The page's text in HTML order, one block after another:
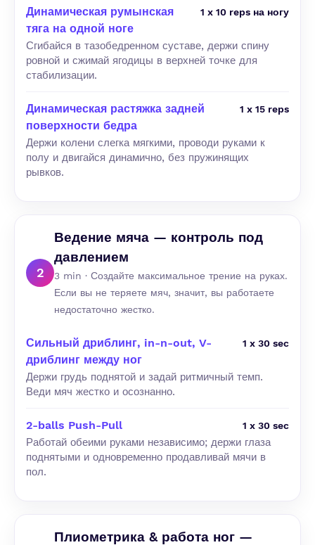
Динамическая румынская
тяга на одной ноге
1 x 10 reps на ногу
Сгибайся в тазобедренном суставе, держи спину
ровной и сжимай ягодицы в верхней точке для
стабилизации.
Динамическая растяжка задней
поверхности бедра
1 x 15 reps
Держи колени слегка мягкими, проводи руками к
полу и двигайся динамично, без пружинящих
рывков.
2
Ведение мяча — контроль под
давлением
3 min · Создайте максимальное трение на руках.
Если вы не теряете мяч, значит, вы работаете
недостаточно жестко.
Сильный дриблинг, in-n-out, V-
дриблинг между ног
1 x 30 sec
Держи грудь поднятой и задай ритмичный темп.
Веди мяч жестко и осознанно.
2-balls Push-Pull 1 x 30 sec
Работай обеими руками независимо; держи глаза
поднятыми и одновременно продавливай мячи в
пол.
Плиометрика & работа ног —